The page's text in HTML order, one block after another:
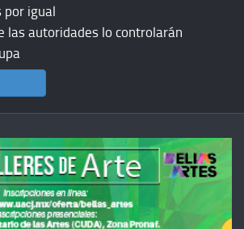
por igual
las autoridades lo controlarán